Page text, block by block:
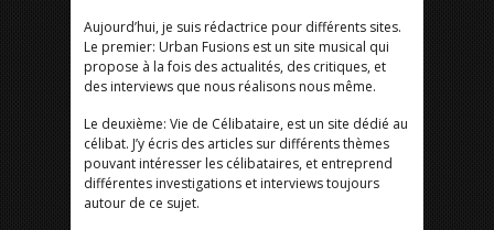
Aujourd’hui, je suis rédactrice pour différents sites.
Le premier: Urban Fusions est un site musical qui
propose à la fois des actualités, des critiques, et
des interviews que nous réalisons nous même.
Le deuxième: Vie de Célibataire, est un site dédié au
célibat. J’y écris des articles sur différents thèmes
pouvant intéresser les célibataires, et entreprend
différentes investigations et interviews toujours
autour de ce sujet.